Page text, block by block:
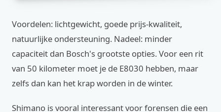
Voordelen: lichtgewicht, goede prijs-kwaliteit,
natuurlijke ondersteuning. Nadeel: minder
capaciteit dan Bosch's grootste opties. Voor een rit
van 50 kilometer moet je de E8030 hebben, maar
zelfs dan kan het krap worden in de winter.
Shimano is vooral interessant voor forensen die een